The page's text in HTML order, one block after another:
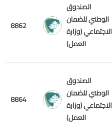
8862
الصندوق
الوطني للضمان
الاجتماعي (وزارة
العمل)
8864
الصندوق
الوطني للضمان
الاجتماعي (وزارة
العمل)